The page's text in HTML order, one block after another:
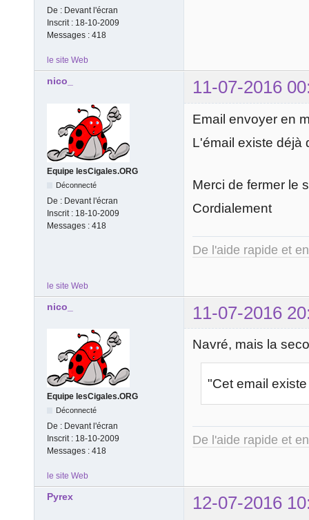
De : Devant l'écran
Inscrit : 18-10-2009
Messages : 418
le site Web
nico_ 11-07-2016
Equipe lesCigales.ORG
Déconnecté
De : Devant l'écran
Inscrit : 18-10-2009
Messages : 418
Email envoyer en
L'émail existe déjà
Merci de fermer le
Cordialement
De l'aide rapide et
le site Web
nico_ 11-07-2016
Equipe lesCigales.ORG
Déconnecté
De : Devant l'écran
Inscrit : 18-10-2009
Messages : 418
Navré, mais la
"Cet email
De l'aide rapide et
le site Web
Pyrex
12-07-2016